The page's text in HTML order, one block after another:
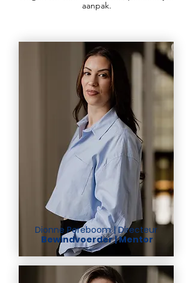
aanpak.
Dionne Pereboom | Directeur
Bewindvoerder | Mentor